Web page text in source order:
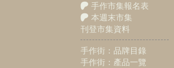
手作市集報名表
本週末市集
刊登市集資料
手作街：品牌目錄
手作街：產品一覽